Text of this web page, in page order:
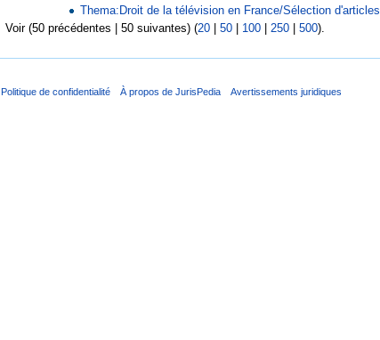
Thema:Droit de la télévision en France/Sélection d'articles
Voir (50 précédentes | 50 suivantes) (20 50 100 250 500).
Politique de confidentialité À propos de JurisPedia Avertissements juridiques